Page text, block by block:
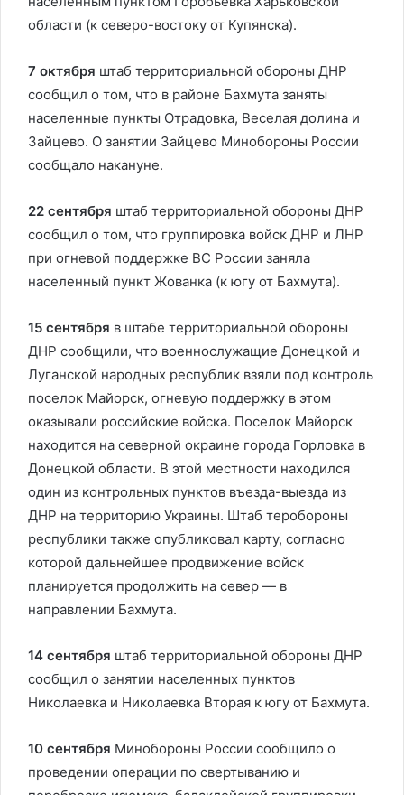
области (к северо-востоку от Купянска).
7 октября штаб территориальной обороны ДНР
сообщил о том, что в районе Бахмута заняты
населенные пункты Отрадовка, Веселая долина и
Зайцево. О занятии Зайцево Минобороны России
сообщало накануне.
22 сентября штаб территориальной обороны ДНР
сообщил о том, что группировка войск ДНР и ЛНР
при огневой поддержке ВС России заняла
населенный пункт Жованка (к югу от Бахмута).
15 сентября в штабе территориальной обороны
ДНР сообщили, что военнослужащие Донецкой и
Луганской народных республик взяли под контроль
поселок Майорск, огневую поддержку в этом
оказывали российские войска. Поселок Майорск
находится на северной окраине города Горловка в
Донецкой области. В этой местности находился
один из контрольных пунктов въезда-выезда из
ДНР на территорию Украины. Штаб теробороны
республики также опубликовал карту, согласно
которой дальнейшее продвижение войск
планируется продолжить на север — в
направлении Бахмута.
14 сентября штаб территориальной обороны ДНР
сообщил о занятии населенных пунктов
Николаевка и Николаевка Вторая к югу от Бахмута.
10 сентября Минобороны России сообщило о
проведении операции по свертыванию и